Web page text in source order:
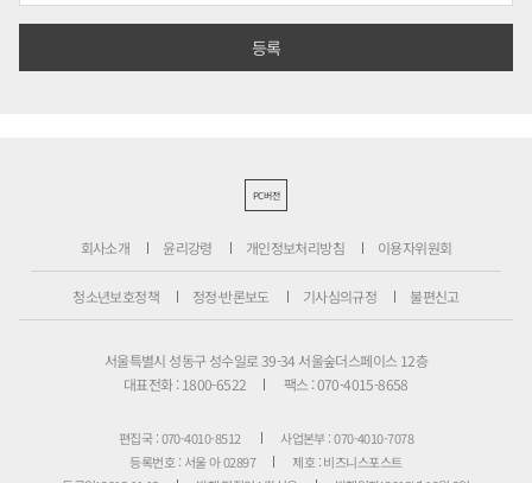
PC버전
회사소개 윤리강령 개인정보처리방침 이용자위원회
청소년보호정책 정정·반론보도 기사심의규정 불편신고
서울특별시 성동구 성수일로 39-34 서울숲더스페이스 12층
대표전화 : 1800-6522
팩스 : 070-4015-8658
편집국 : 070-4010-8512
사업본부 : 070-4010-7078
등록번호 : 서울 아 02897
제호 : 비즈니스포스트